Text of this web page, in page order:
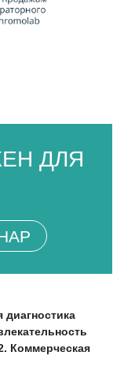
ДЛЯ
диагностика
Коммерческая